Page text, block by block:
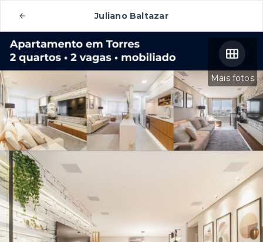
Juliano Baltazar
Mais fotos